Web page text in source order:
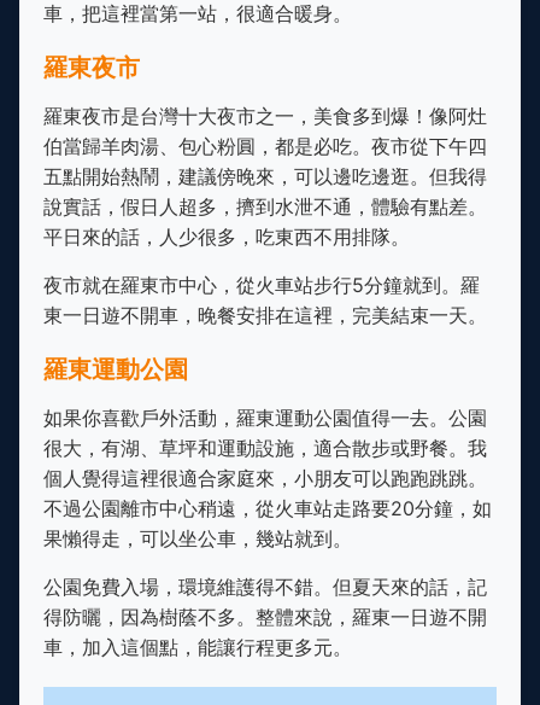
車，把這裡當第一站，很適合暖身。
羅東夜市
羅東夜市是台灣十大夜市之一，美食多到爆！像阿灶
伯當歸羊肉湯、包心粉圓，都是必吃。夜市從下午四
五點開始熱鬧，建議傍晚來，可以邊吃邊逛。但我得
說實話，假日人超多，擠到水泄不通，體驗有點差。
平日來的話，人少很多，吃東西不用排隊。
夜市就在羅東市中心，從火車站步行5分鐘就到。羅
東一日遊不開車，晚餐安排在這裡，完美結束一天。
羅東運動公園
如果你喜歡戶外活動，羅東運動公園值得一去。公園
很大，有湖、草坪和運動設施，適合散步或野餐。我
個人覺得這裡很適合家庭來，小朋友可以跑跑跳跳。
不過公園離市中心稍遠，從火車站走路要20分鐘，如
果懶得走，可以坐公車，幾站就到。
公園免費入場，環境維護得不錯。但夏天來的話，記
得防曬，因為樹蔭不多。整體來說，羅東一日遊不開
車，加入這個點，能讓行程更多元。